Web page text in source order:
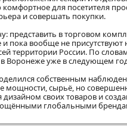
для посетителя
и совершать покупки.
представить в торговом
пока вообще не присутствуют
территории России. По
Воронеже уже в следующем
собственным
сырьё, но
своих товаров и
глобальными